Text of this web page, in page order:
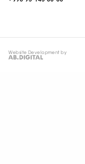
Website Development by